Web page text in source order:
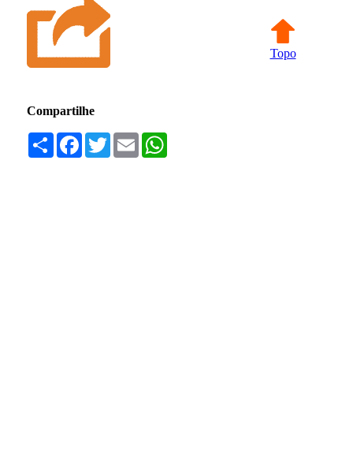
Topo
Compartilhe
Compartilhar
Facebook
TwitterEmail